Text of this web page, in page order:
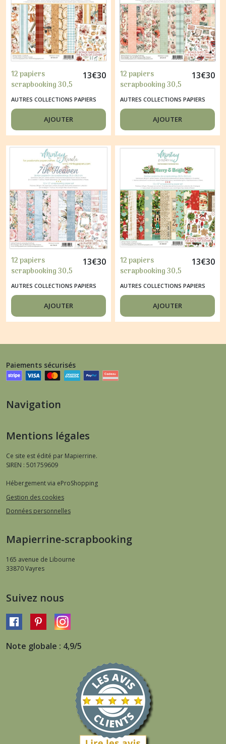
12 papiers
scrapbooking 30,5
x 30,5 cm Mintay By
Karola GOLDEN
DAYS
13€30
AUTRES COLLECTIONS PAPIERS
AJOUTER
12 papiers
scrapbooking 30,5
x 30,5 cm Mintay By
Karola LOVE
LETTERS
13€30
AUTRES COLLECTIONS PAPIERS
AJOUTER
12 papiers
scrapbooking 30,5
x 30,5 cm Mintay By
Karola 7TH JEAVEN
13€30
AUTRES COLLECTIONS PAPIERS
AJOUTER
12 papiers
scrapbooking 30,5
x 30,5 cm Mintay By
Karola MERRY AND
BRIGHT
13€30
AUTRES COLLECTIONS PAPIERS
AJOUTER
Paiements sécurisés
Navigation
Mentions légales
Ce site est édité par Mapierrine.
SIREN : 501759609
Hébergement via eProShopping
Gestion des cookies
Données personnelles
Mapierrine-scrapbooking
165 avenue de Libourne
33870Vayres
Suivez nous
Note globale : 4,9/5